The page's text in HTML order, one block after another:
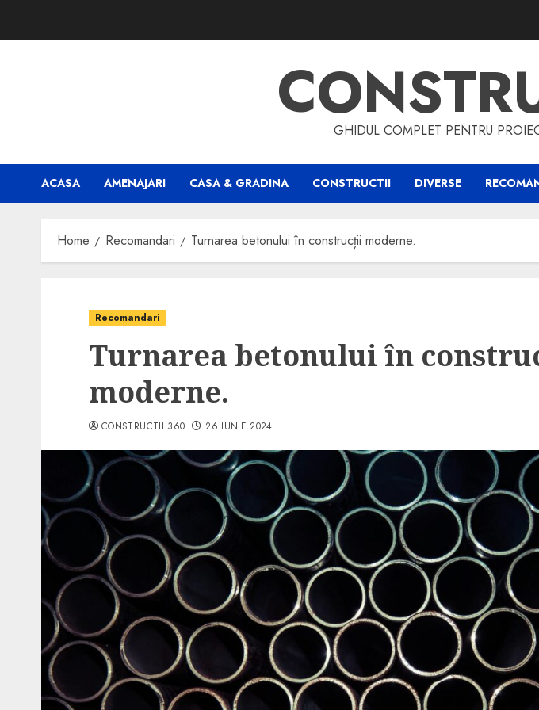
GHIDUL COMPLET PENTRU
ACASA AMENAJARI CASA & GRADINA CONSTRUCTII DIVERSE
Home Recomandari Turnarea betonului în construcții moderne.
Recomandari
Turnarea betonului în
moderne.
CONSTRUCTII 360 26 IUNIE 2024